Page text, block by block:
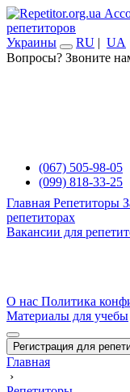
репетиторов
Украины
RU | UA
Вопросы? Звоните
(067) 505-98-05
(099) 818-33-25
Главная Репетиторы
репетиторах
Вакансии для
О нас Политика
Материалы для учебы
Регистрация для
Главная
›